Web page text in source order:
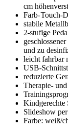
cm
Farb- Touch-
stabile
2-stufige
und zu
leicht fahrbar
USB-
reduzierte
Therapie-
Kindgerechte
Slideshow
Farbe: weiß/